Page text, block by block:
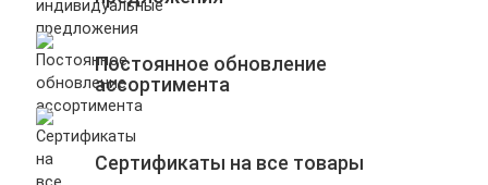
Постоянное обновление
ассортимента
Сертификаты на все товары